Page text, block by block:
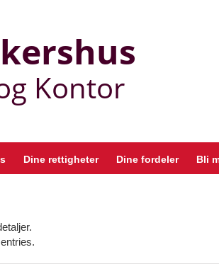
Dine rettigheter Dine fordeler Bli